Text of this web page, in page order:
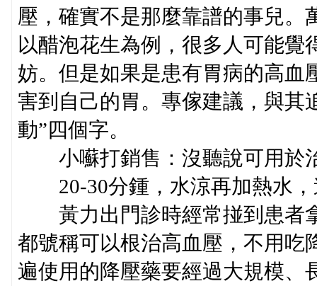
壓，確實不是那麼靠譜的事兒。
以醋泡花生為例，很多人可能
妨。但是如果是患有胃病的高血
害到自己的胃。專傢建議，與其
動”四個字。
小囌打銷售：沒聽說可用於
20-30分鍾，水涼再加熱水，
黃力出門診時經常掽到患者
都號稱可以根治高血壓，不用吃
遍使用的降壓藥要經過大規模、